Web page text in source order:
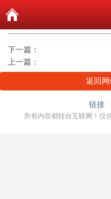
下一篇：
上一篇：
返回
链接
所有内容都转自互联网！仅